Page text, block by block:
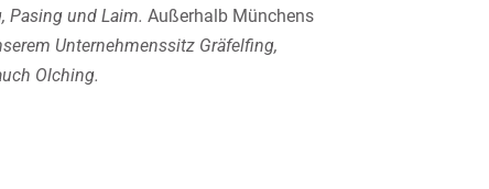
Pasing und Laim. Außerhalb Münchens
Unternehmenssitz Gräfelfing,
Olching.